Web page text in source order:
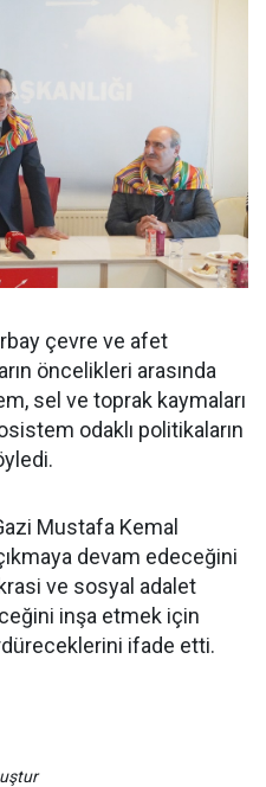
çevre ve afet
öncelikleri arasında
sel ve toprak kaymaları
odaklı politikaların
Mustafa Kemal
devam edeceğini
ve sosyal adalet
inşa etmek için
ifade etti.